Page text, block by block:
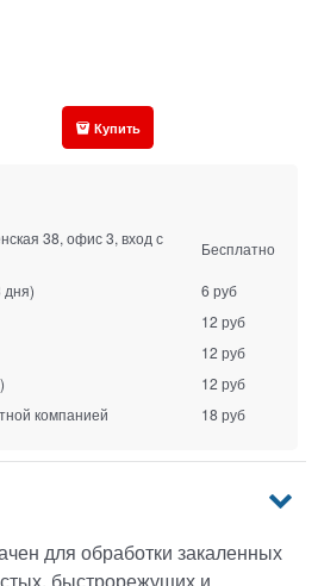
Купить
38, офис 3, вход с
Бесплатно
дня)
6 руб
12 руб
12 руб
12 руб
компанией
18 руб
для обработки закаленных
быстрорежущих и